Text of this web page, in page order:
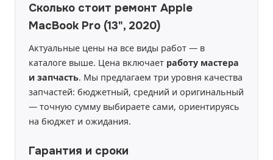
Сколько стоит ремонт Apple
MacBook Pro (13", 2020)
Актуальные цены на все виды работ — в
каталоге выше. Цена включает работу мастера
и запчасть. Мы предлагаем три уровня качества
запчастей: бюджетный, средний и оригинальный
— точную сумму выбираете сами, ориентируясь
на бюджет и ожидания.
Гарантия и сроки